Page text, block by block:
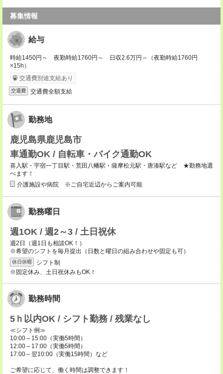
募集情報
給与
時給1450円～ 夜勤時給1760円～ 日収2.6万円～（夜勤時給1760円
×15h）
交通費別途支給あり
交通費 交通費全額支給
勤務地
鹿児島県鹿児島市
車通勤OK / 自転車・バイク通勤OK
喜入駅・宇宿一丁目駅・荒田八幡駅・薩摩松元駅・唐湊駅など ★勤務地選
べます！
介護施設や病院 ※ご自宅近辺からご案内可能
勤務曜日
週1OK / 週2～3 / 土日祝休
週2日（週1日も相談OK！）
※希望のシフトを毎月提出（日数と曜日の組み合わせや固定も可）
休日休暇
シフト制
※固定休み、土日祝休みもOK！
勤務時間
5ｈ以内OK / シフト勤務 / 残業なし
≪シフト例≫
10:00～15:00（実働5時間）
12:00～17:00（実働5時間）
17:00～翌10:00（実働15時間）など
ご希望に応じて、働く時間は調整できます！